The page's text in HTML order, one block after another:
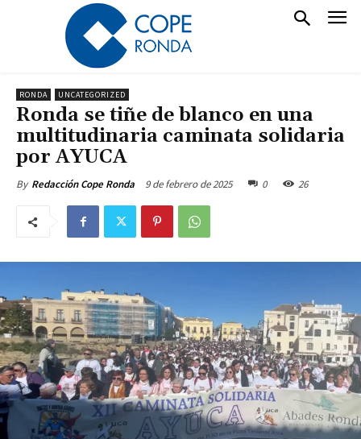
RONDA UNCATEGORIZED
Ronda se tiñe de blanco en una
multitudinaria caminata solidaria
por AYUCA
By Redacción Cope Ronda 9 de febrero de 2025 0 26